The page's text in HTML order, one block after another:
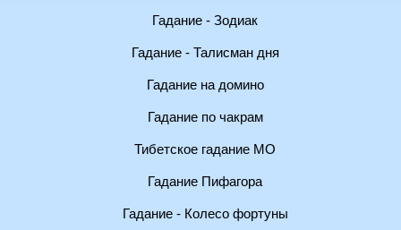
Гадание - Зодиак
Гадание - Талисман дня
Гадание на домино
Гадание по чакрам
Тибетское гадание МО
Гадание Пифагора
Гадание - Колесо фортуны